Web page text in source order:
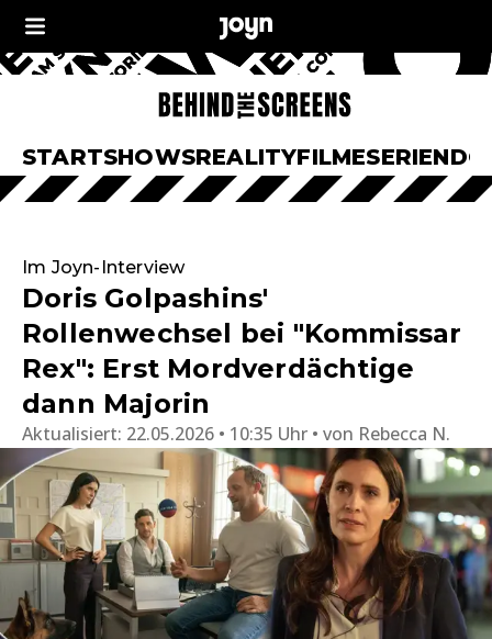
STARTSHOWSREALITYFILMESERIEN
Im Joyn-Interview
Doris Golpashins'
Rollenwechsel bei "Kommissar
Rex": Erst Mordverdächtige
dann Majorin
Aktualisiert: 22.05.2026 • 10:35 Uhr von Rebecca N.